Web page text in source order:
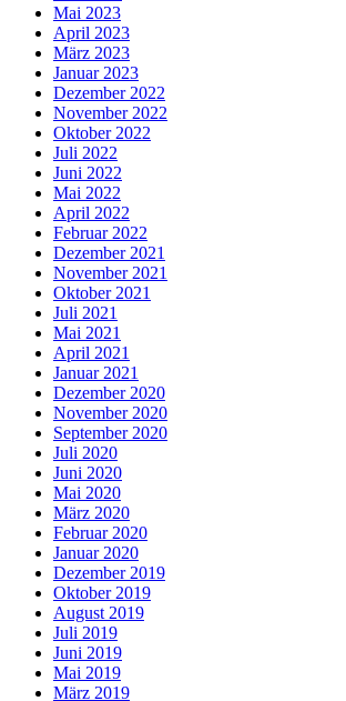
Mai 2023
April 2023
März 2023
Januar 2023
Dezember 2022
November 2022
Oktober 2022
Juli 2022
Juni 2022
Mai 2022
April 2022
Februar 2022
Dezember 2021
November 2021
Oktober 2021
Juli 2021
Mai 2021
April 2021
Januar 2021
Dezember 2020
November 2020
September 2020
Juli 2020
Juni 2020
Mai 2020
März 2020
Februar 2020
Januar 2020
Dezember 2019
Oktober 2019
August 2019
Juli 2019
Juni 2019
Mai 2019
März 2019